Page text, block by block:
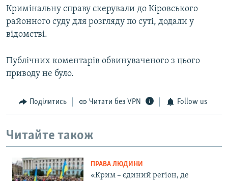
Кримінальну справу скерували до Кіровського
районного суду для розгляду по суті, додали у
відомстві.
Публічних коментарів обвинуваченого з цього
приводу не було.
Поділитись Читати без VPN Follow us
Читайте також
ПРАВА ЛЮДИНИ
«Крим – єдиний регіон, де